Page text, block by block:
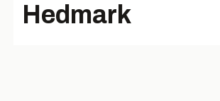
Hedmark